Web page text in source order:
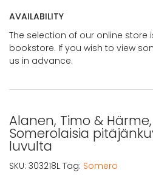
AVAILABILITY
The selection of our online store
bookstore. If you wish to view
us in advance.
Alanen, Timo &
Somerolaisia
luvulta
SKU: 303218L Tag: Somero